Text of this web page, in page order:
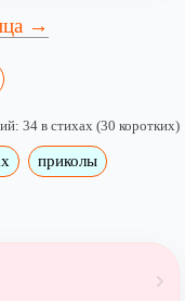
→
34 в стихах (30 коротких)
приколы